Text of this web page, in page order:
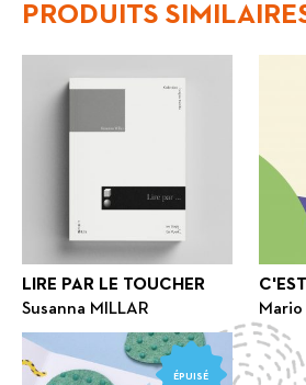
PRODUITS
LIRE PAR LE TOUCHER
Susanna MILLAR
Mario
ÉPUISÉ